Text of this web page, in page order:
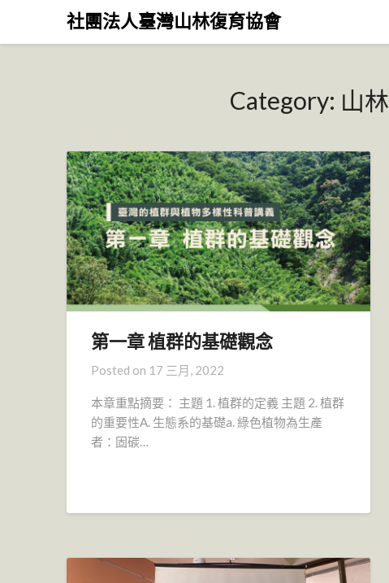
社團法人臺灣山林復育協會
Category: 山
第一章 植群的基礎觀念
Posted on 17 三月, 2022
本章重點摘要： 主題 1. 植群的定義 主題 2. 植群
的重要性A. 生態系的基礎a. 綠色植物為生產
者：固碳…